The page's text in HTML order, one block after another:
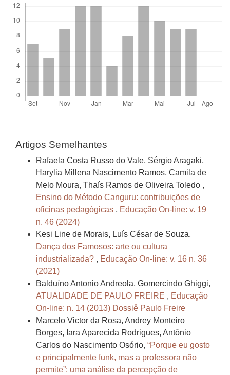
Artigos Semelhantes
Rafaela Costa Russo do Vale, Sérgio Aragaki,
Harylia Millena Nascimento Ramos, Camila de
Melo Moura, Thaís Ramos de Oliveira Toledo ,
Ensino do Método Canguru: contribuições de
oficinas pedagógicas , Educação On-line: v. 19
n. 46 (2024)
Kesi Line de Morais, Luís César de Souza,
Dança dos Famosos: arte ou cultura
industrializada? , Educação On-line: v. 16 n. 36
(2021)
Balduíno Antonio Andreola, Gomercindo Ghiggi,
ATUALIDADE DE PAULO FREIRE , Educação
On-line: n. 14 (2013) Dossiê Paulo Freire
Marcelo Victor da Rosa, Andrey Monteiro
Borges, Iara Aparecida Rodrigues, Antônio
Carlos do Nascimento Osório, “Porque eu gosto
e principalmente funk, mas a professora não
permite”: uma análise da percepção de